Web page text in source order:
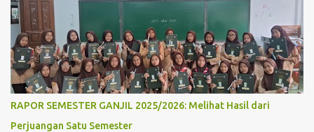
RAPOR SEMESTER GANJIL 2025/2026: Melihat Hasil dari
Perjuangan Satu Semester